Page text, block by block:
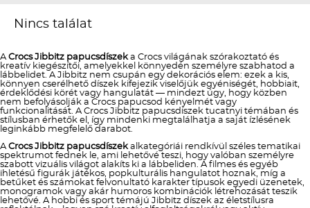
Nincs találat
ACrocs Jibbitz papucsdíszeka Crocs világának szórakoztató és
kreatív kiegészítői, amelyekkel könnyedén személyre szabhatod a
lábbelidet. A Jibbitz nem csupán egy dekorációs elem: ezek a kis,
könnyen cserélhető díszek kifejezik viselőjük egyéniségét, hobbiait,
érdeklődési körét vagy hangulatát — mindezt úgy, hogy közben
nem befolyásolják a Crocs papucsod kényelmét vagy
funkcionalitását. A Crocs Jibbitz papucsdíszek tucatnyi témában és
stílusban érhetők el, így mindenki megtalálhatja a saját ízlésének
leginkább megfelelő darabot.
ACrocs Jibbitz papucsdíszekalkategóriái rendkívül széles tematikai
spektrumot fednek le, ami lehetővé teszi, hogy valóban személyre
szabott vizuális világot alakíts ki a lábbeliden. A filmes és egyéb
ihletésű figurák játékos, popkulturális hangulatot hoznak, míg a
betűket és számokat felvonultató karakter típusok egyedi üzenetek,
monogramok vagy akár humoros kombinációk létrehozását teszik
lehetővé. A hobbi és sport témájú Jibbitz díszek az életstílusra